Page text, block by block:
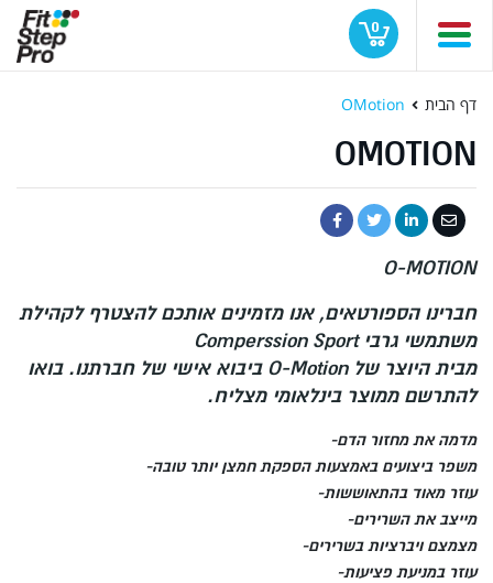
0
דף הבית OMotion
OMOTION
O-MOTION
חברינו הספורטאים, אנו מזמינים אותכם להצטרף לקהילת
משתמשי גרבי Comperssion Sport
מבית היוצר של O-Motion
ביבוא אישי של חברתנו. בואו
להתרשם ממוצר בינלאומי מצליח.‏
מדמה את מחזור הדם-
משפר ביצועים באמצעות הספקת חמצן יותר טובה-
עוזר מאוד בהתאוששות-
מייצב את השרירים-
מצמצם ויברציות בשרירים-
עוזר במניעת פציעות-